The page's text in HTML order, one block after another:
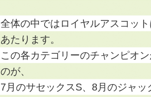
全体の中ではロイヤルアスコッ
あたります。
この各カテゴリーのチャンピオ
のが、
7月のサセックスS、8月のジャッ